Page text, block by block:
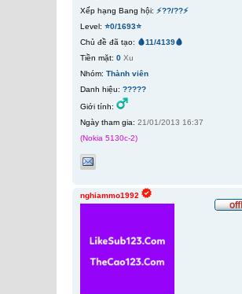
Xếp hạng Bang hội: ⚡??/??⚡
Level: ⭐0/1693⭐
Chủ đề đã tạo: 🩸11/4139🩸
Tiền mặt: 0 Xu
Nhóm: Thành viên
Danh hiệu: ?????
Giới tính:
Ngày tham gia: 21/01/2013 16:37
(Nokia 5130c-2)
nghiammo1992